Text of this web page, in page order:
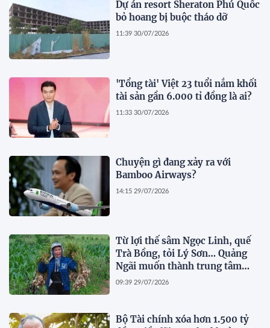
Dự án resort Sheraton Phú Quốc
bỏ hoang bị buộc tháo dỡ
11:39 30/07/2026
'Tổng tài' Việt 23 tuổi nắm khối
tài sản gần 6.000 tỉ đồng là ai?
11:33 30/07/2026
Chuyện gì đang xảy ra với
Bamboo Airways?
14:15 29/07/2026
Từ lợi thế sâm Ngọc Linh, quế
Trà Bồng, tỏi Lý Sơn… Quảng
Ngãi muốn thành trung tâm
dược liệu
09:39 29/07/2026
Bộ Tài chính xóa hơn 1.500 tỷ